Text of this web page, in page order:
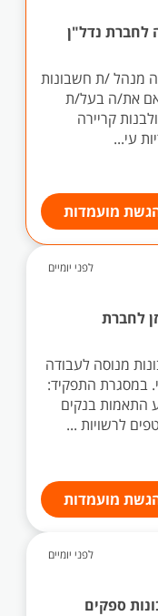
לחברת נדל"ן
ה מנהל /ת חשבונות
אם את/ה בעל/ת
קריירה
עי...
מועמדות
לפני יומיים
לחברת
מנוסה לעבודה
במסגרת התפקיד:
התאמות בנקים
לרשויות ...
מועמדות
לפני יומיים